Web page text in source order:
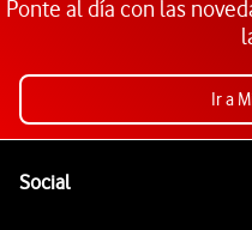
Ponte al día con las
Ir a
SocialEnlaces a las redes